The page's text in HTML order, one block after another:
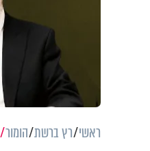
ראשי רץ ברשת הומור